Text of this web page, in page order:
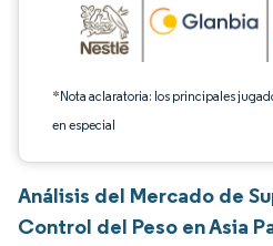
*Nota aclaratoria: los principales
en especial
Análisis del Mercado de
Control del Peso en Asia